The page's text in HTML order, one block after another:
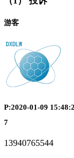
游客
P:2020-01-09
7
13940765544